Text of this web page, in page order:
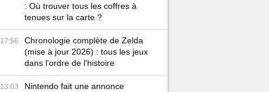
: Où trouver tous les coffres à
tenues sur la carte ?
17:56
Chronologie complète de Zelda
(mise à jour 2026) : tous les jeux
dans l'ordre de l'histoire
13:03
Nintendo fait une annonce